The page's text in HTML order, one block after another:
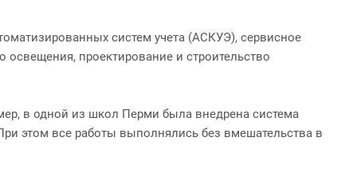
систем учета (АСКУЭ), сервисное
проектирование и строительство
в одной из школ Перми была внедрена система
этом все работы выполнялись без вмешательства в